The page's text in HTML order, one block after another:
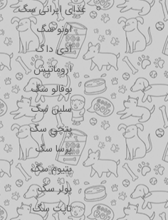
غذای ایرانی سگ
اونو سگ
آدی داگ
اروماتیش
بوفالو سگ
سلبن سگ
پتچی سگ
پرسا سگ
پتیوم سگ
پولر سگ
تاپت سگ